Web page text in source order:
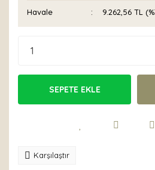
Havale 9.262,56 TL
SEPETE EKLE
Karşılaştır